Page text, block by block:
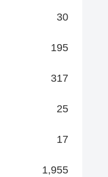
30
195
317
25
17
1,955